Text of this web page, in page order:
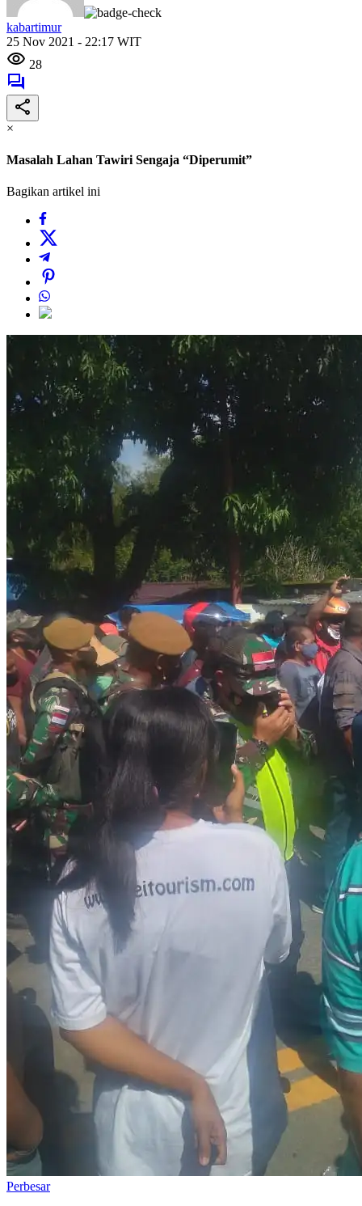
kabartimur
25 Nov 2021 - 22:17 WIT
28
×
Masalah Lahan Tawiri Sengaja “Diperumit”
Bagikan artikel ini
Perbesar